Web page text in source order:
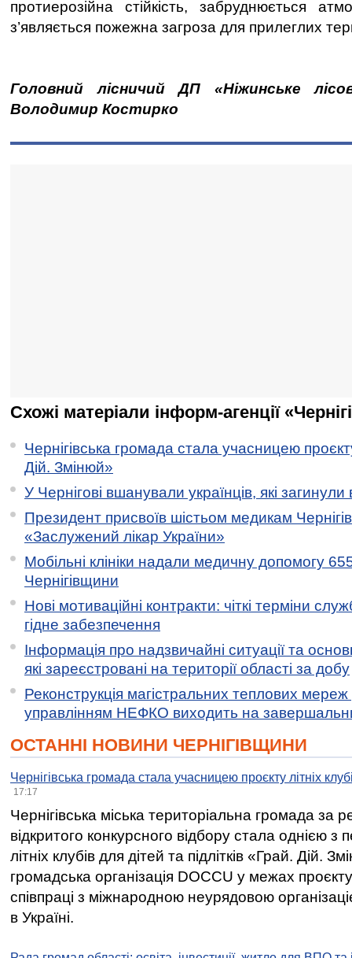
протиерозійна стійкість, забруднюється
з’являється пожежна загроза для прилеглих
Головний лісничий ДП «Ніжинське
Володимир Костирко
Схожі матеріали інформ-агенції
Чернігівська громада стала учасницею
Дій. Змінюй»
У Чернігові вшанували українців, які загинули
Президент присвоїв шістьом медикам
«Заслужений лікар України»
Мобільні клініки надали медичну допомогу
Чернігівщини
Нові мотиваційні контракти: чіткі терміни
гідне забезпечення
Інформація про надзвичайні ситуації та
які зареєстровані на території області за добу
Реконструкція магістральних теплових мереж
управлінням НЕФКО виходить на
ОСТАННІ НОВИНИ ЧЕРНІГІВЩИНИ
Чернігівська громада стала учасницею проєкту літніх
17:17
Чернігівська міська територіальна громада за
відкритого конкурсного відбору стала однією
літніх клубів для дітей та підлітків «Грай. Дій.
громадська організація DOCCU у межах
співпраці з міжнародною неурядовою
в Україні.